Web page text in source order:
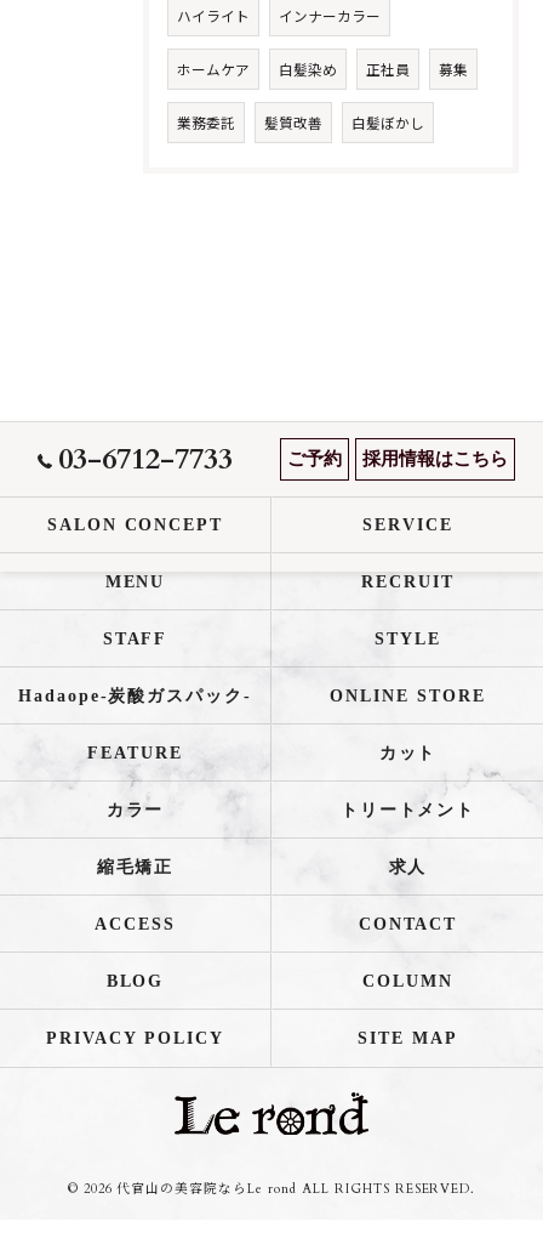
ハイライト インナーカラー
ホームケア 白髪染め 正社員 募集
業務委託 髪質改善 白髪ぼかし
03-6712-7733 ご予約 採用情報はこちら
SALON CONCEPT SERVICE
MENU RECRUIT
STAFF STYLE
Hadaope-炭酸ガスパック- ONLINE STORE
FEATURE カット
カラー トリートメント
縮毛矯正 求人
ACCESS CONTACT
BLOG COLUMN
PRIVACY POLICY SITE MAP
© 2026 代官山の美容院ならLe rond ALL RIGHTS RESERVED.